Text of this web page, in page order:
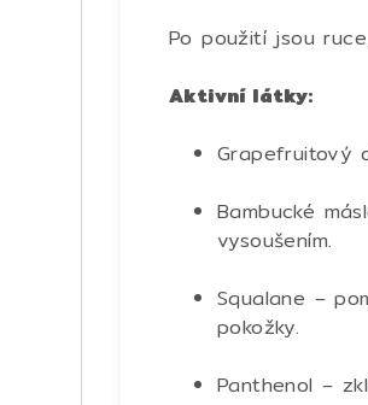
Po použití jsou
Aktivní látky:
Grapefruitový
Bambucké
vysoušením.
Squalane –
pokožky.
Panthenol –